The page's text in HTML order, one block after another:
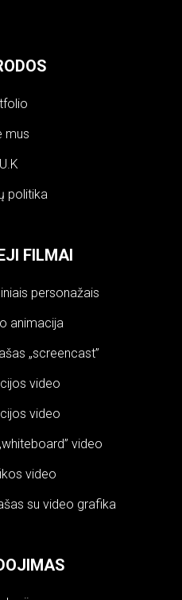
mus
politika
FILMAI
personažais
animacija
„screencast”
video
video
video
video
su video grafika